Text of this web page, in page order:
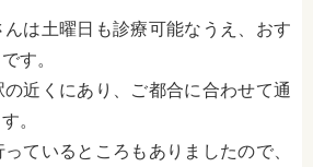
は土曜日も診療可能なうえ、おす
す。
近くにあり、ご都合に合わせて通
。
ているところもありましたので、